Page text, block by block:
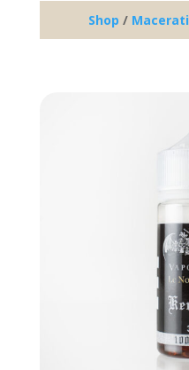
Shop / Macerati